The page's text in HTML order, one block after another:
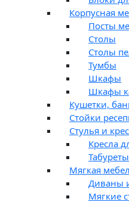
Корпусная
Посты
Столы
Столы
Тумбы
Шкафы
Шкафы
Кушетки,
Стойки
Стулья и
Кресла
Мягкая
Диваны
Мягкие